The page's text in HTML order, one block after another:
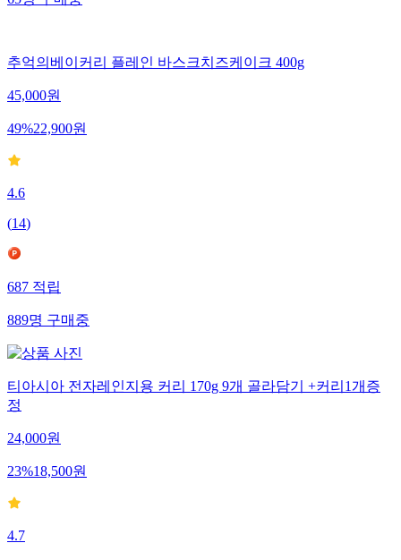
추억의베이커리 플레인 바스크치즈케이크 400g
45,000원
49%22,900원
4.6
(14)
687적립
889명구매중
티아시아 전자레인지용 커리 170g 9개 골라담기 +커리1개증
정
24,000원
23%18,500원
4.7